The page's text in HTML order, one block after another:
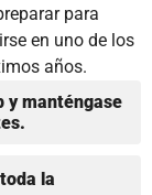
para
en uno de los
años.
y manténgase
la